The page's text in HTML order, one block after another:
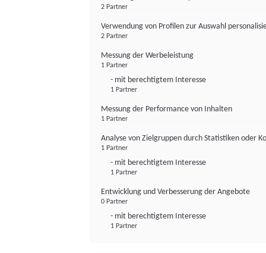
2 Partner
Verwendung von Profilen zur Auswahl
2 Partner
Messung der Werbeleistung
1 Partner
- mit berechtigtem Interesse
1 Partner
Messung der Performance von Inhalten
1 Partner
Analyse von Zielgruppen durch Statistiken oder
1 Partner
- mit berechtigtem Interesse
1 Partner
Entwicklung und Verbesserung der Angebote
0 Partner
- mit berechtigtem Interesse
1 Partner